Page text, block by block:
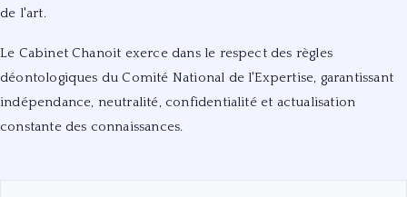
de l'art.
Le Cabinet Chanoit exerce dans le respect des règles
déontologiques du Comité National de l'Expertise, garantissant
indépendance, neutralité, confidentialité et actualisation
constante des connaissances.